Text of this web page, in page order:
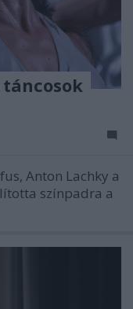
Anton Lachky a
színpadra a